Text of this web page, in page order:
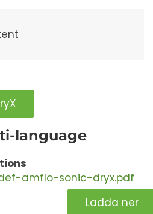
language
amflo-sonic-dryx.pdf
Ladda ner